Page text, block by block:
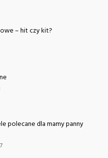
– hit czy kit?
polecane dla mamy panny